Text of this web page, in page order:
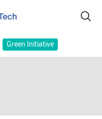
Green Initiative